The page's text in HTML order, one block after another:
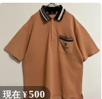
ッグ 黒 ヴァレンティノ
現在 ¥500